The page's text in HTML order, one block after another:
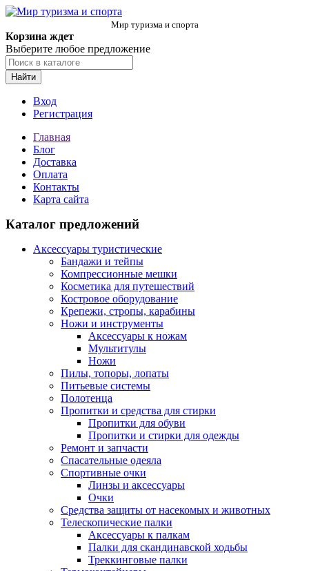
Мир туризма и спорта
Корзина ждет
Выберите любое предложение
Найти
Вход
Регистрация
Главная
Блог
Доставка
Оплата
Контакты
Карта сайта
Каталог предложений
Аксессуары туристические
Бандажи и тейпы
Компрессионные мешки
Косметика для путешествий
Костровое оборудование
Крепежи, стропы, карабины
Ножи и инструменты
Аксессуары к ножам
Мультитулы
Ножи
Пилы, топоры, лопаты
Питьевые системы
Полотенца
Пропитки и средства для стирки
Пропитки для обуви
Пропитки и стирки для одежды
Ремонт и запчасти
Спасательные одеяла
Спортивные очки
Линзы и аксессуары
Очки
Средства защиты от насекомых и животных
Телескопические палки
Аксессуары к палкам
Палки для скандинавской ходьбы
Треккинговые палки